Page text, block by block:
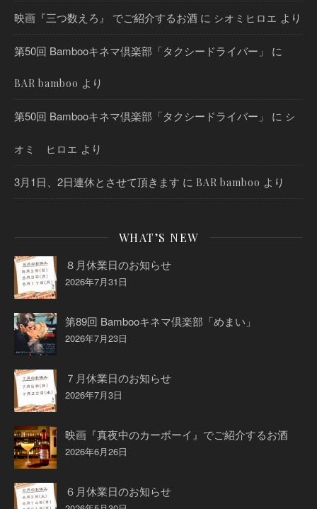
映画『三つ数えろ』 でご紹介するお酒 に シオミヒロエ より
第50回 Bambooキネマ倶楽部「タクシードライバー」 に
BAR bamboo より
第50回 Bambooキネマ倶楽部「タクシードライバー」 に シ
オミ ヒロエ より
3月1日、2日連休とさせて頂きます に BAR bamboo より
WHAT’S NEW
８月休業日のお知らせ
2026年7月31日
第89回 Bambooキネマ倶楽部「めまい」
2026年7月23日
７月休業日のお知らせ
2026年7月3日
映画『真夜中のカーボーイ』でご紹介するお酒
2026年6月26日
６月休業日のお知らせ